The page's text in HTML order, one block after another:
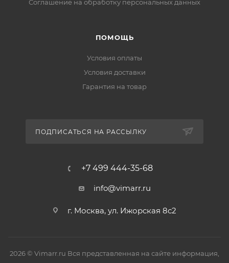
Соглашение на обработку персональных данных
ПОМОЩЬ
Условия оплаты
Условия доставки
Гарантия на товар
ПОДПИСАТЬСЯ НА РАССЫЛКУ
+7 499 444-35-68
info@vimarr.ru
г. Москва, ул. Ижорская 8с2
2026 © Vimarr.ru Вся представленная на сайте информация,